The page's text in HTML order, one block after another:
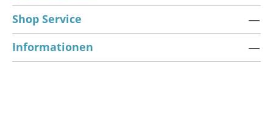
Shop Service
Informationen